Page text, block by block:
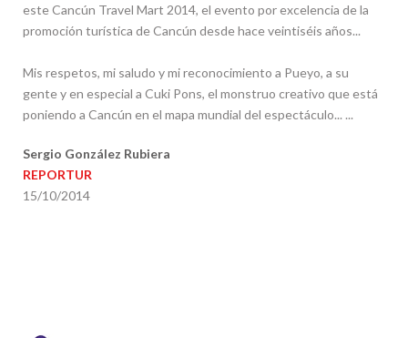
este Cancún Travel Mart 2014, el evento por excelencia de la
promoción turística de Cancún desde hace veintiséis años...
Mis respetos, mi saludo y mi reconocimiento a Pueyo, a su
gente y en especial a Cuki Pons, el monstruo creativo que está
poniendo a Cancún en el mapa mundial del espectáculo... ...
Sergio González Rubiera
REPORTUR
15/10/2014